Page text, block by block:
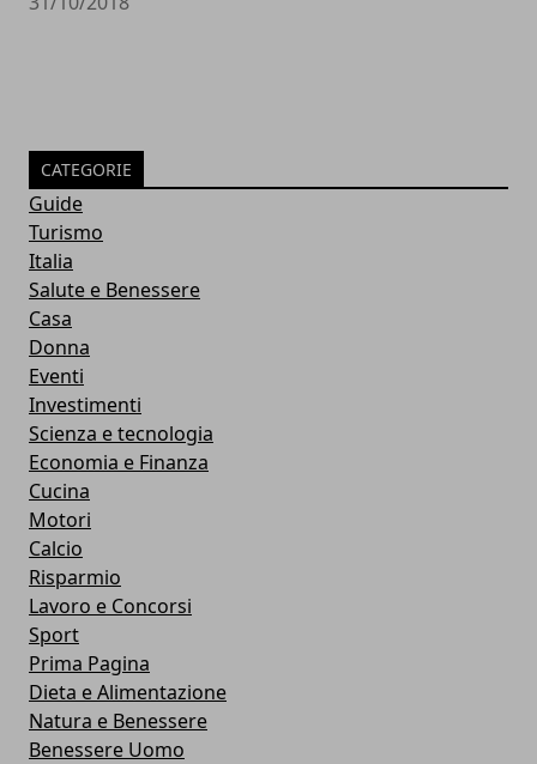
CATEGORIE
Guide
Turismo
Italia
Salute e Benessere
Casa
Donna
Eventi
Investimenti
Scienza e tecnologia
Economia e Finanza
Cucina
Motori
Calcio
Risparmio
Lavoro e Concorsi
Sport
Prima Pagina
Dieta e Alimentazione
Natura e Benessere
Benessere Uomo